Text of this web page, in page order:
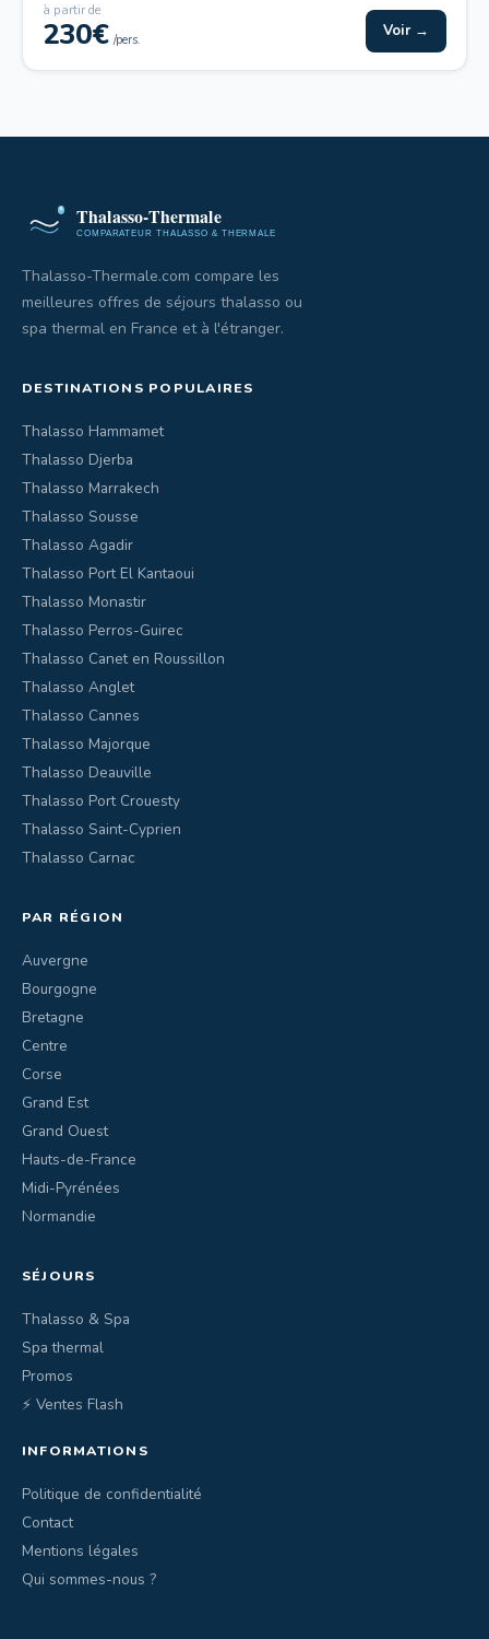
à partir de
230€ /pers. Voir →
Thalasso-Thermale.com compare les
meilleures offres de séjours thalasso ou
spa thermal en France et à l'étranger.
DESTINATIONS POPULAIRES
Thalasso Hammamet
Thalasso Djerba
Thalasso Marrakech
Thalasso Sousse
Thalasso Agadir
Thalasso Port El Kantaoui
Thalasso Monastir
Thalasso Perros-Guirec
Thalasso Canet en Roussillon
Thalasso Anglet
Thalasso Cannes
Thalasso Majorque
Thalasso Deauville
Thalasso Port Crouesty
Thalasso Saint-Cyprien
Thalasso Carnac
PAR RÉGION
Auvergne
Bourgogne
Bretagne
Centre
Corse
Grand Est
Grand Ouest
Hauts-de-France
Midi-Pyrénées
Normandie
SÉJOURS
Thalasso & Spa
Spa thermal
Promos
⚡ Ventes Flash
INFORMATIONS
Politique de confidentialité
Contact
Mentions légales
Qui sommes-nous ?